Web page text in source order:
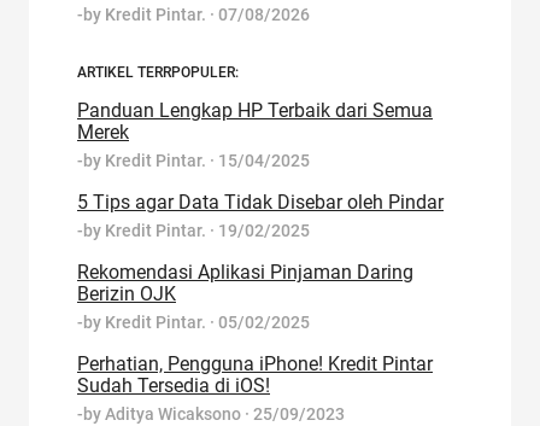
-by Kredit Pintar. · 07/08/2026
ARTIKEL TERRPOPULER:
Panduan Lengkap HP Terbaik dari Semua
Merek
-by Kredit Pintar. · 15/04/2025
5 Tips agar Data Tidak Disebar oleh Pindar
-by Kredit Pintar. · 19/02/2025
Rekomendasi Aplikasi Pinjaman Daring
Berizin OJK
-by Kredit Pintar. · 05/02/2025
Perhatian, Pengguna iPhone! Kredit Pintar
Sudah Tersedia di iOS!
-byAditya Wicaksono · 25/09/2023